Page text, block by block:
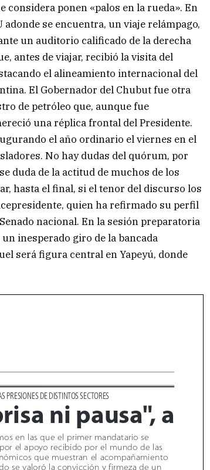
ponen «palos en la rueda». En
se encuentra, un viaje relámpago,
un auditorio calificado de la derecha
antes de viajar, recibió la visita del
el alineamiento internacional del
El Gobernador del Chubut fue otra
de petróleo que, aunque fue
una réplica frontal del Presidente.
el año ordinario el viernes en el
No hay dudas del quórum, por
duda de la actitud de muchos de los
hasta el final, si el tenor del discurso los
quien ha refirmado su perfil
nacional. En la sesión preparatoria
inesperado giro de la bancada
será figura central en Yapeyú, donde